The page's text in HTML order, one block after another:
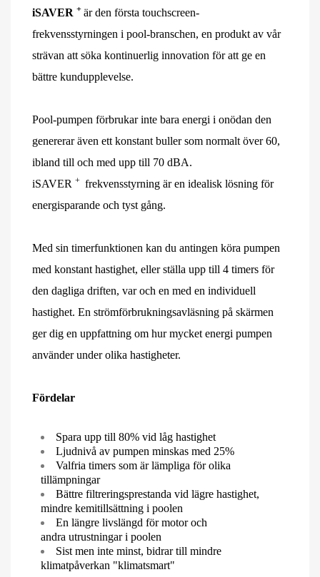
iSAVER + är den första touchscreen-
frekvensstyrningen i pool-branschen, en produkt av vår
strävan att söka kontinuerlig innovation för att ge en
bättre kundupplevelse.
Pool-pumpen förbrukar inte bara energi i onödan den
genererar även ett konstant buller som normalt över 60,
ibland till och med upp till 70 dBA.
iSAVER + frekvensstyrning är en idealisk lösning för
energisparande och tyst gång.
Med sin timerfunktionen kan du antingen köra pumpen
med konstant hastighet, eller ställa upp till 4 timers för
den dagliga driften, var och en med en individuell
hastighet. En strömförbrukningsavläsning på skärmen
ger dig en uppfattning om hur mycket energi pumpen
använder under olika hastigheter.
Fördelar
Spara upp till 80% vid låg hastighet
Ljudnivå av pumpen minskas med 25%
Valfria timers som är lämpliga för olika
tillämpningar
Bättre filtreringsprestanda vid lägre hastighet,
mindre kemitillsättning i poolen
En längre livslängd för motor och
andra utrustningar i poolen
Sist men inte minst, bidrar till mindre
klimatpåverkan "klimatsmart"